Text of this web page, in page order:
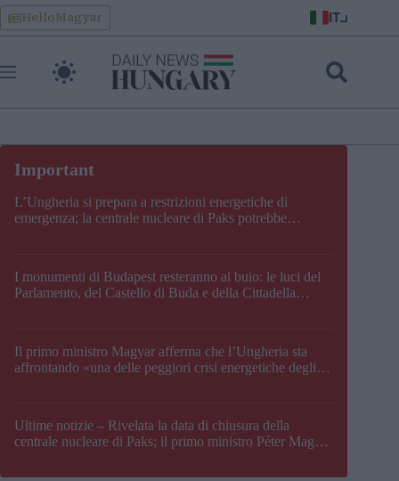
Skip
to
content
HelloMagyar IT
L’Ungheria si prepara a restrizioni energetiche di
emergenza; la centrale nucleare di Paks potrebbe
I monumenti di Budapest resteranno al buio: le luci del
Parlamento, del Castello di Buda e della Cittadella
Il primo ministro Magyar afferma che l’Ungheria sta
affrontando «una delle peggiori crisi energetiche degli
Ultime notizie – Rivelata la data di chiusura della
centrale nucleare di Paks; il primo ministro Péter Magyar